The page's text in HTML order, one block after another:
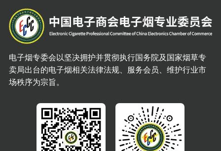
电子烟专委会以坚决拥护并贯彻执行国务院及国家烟草专
卖局出台的电子烟相关法律法规、服务会员、维护行业市
场秩序为宗旨。